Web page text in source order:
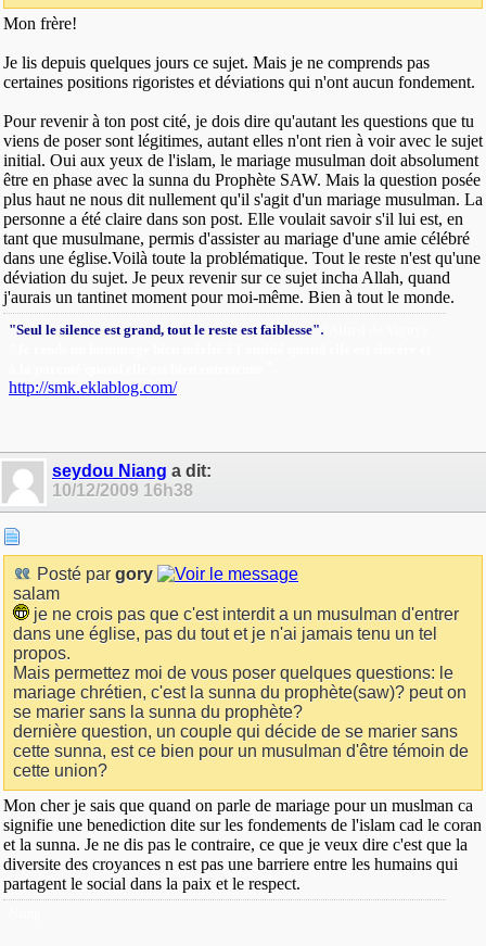
Mon frère!
Je lis depuis quelques jours ce sujet. Mais je ne comprends pas
certaines positions rigoristes et déviations qui n'ont aucun fondement.
Pour revenir à ton post cité, je dois dire qu'autant les questions que tu
viens de poser sont légitimes, autant elles n'ont rien à voir avec le sujet
initial. Oui aux yeux de l'islam, le mariage musulman doit absolument
être en phase avec la sunna du Prophète SAW. Mais la question posée
plus haut ne nous dit nullement qu'il s'agit d'un mariage musulman. La
personne a été claire dans son post. Elle voulait savoir s'il lui est, en
tant que musulmane, permis d'assister au mariage d'une amie célébré
dans une église.Voilà toute la problématique. Tout le reste n'est qu'une
déviation du sujet. Je peux revenir sur ce sujet incha Allah, quand
j'aurais un tantinet moment pour moi-même. Bien à tout le monde.
"Seul le silence est grand, tout le reste est faiblesse".
http://smk.eklablog.com/
seydou Niang a dit:
10/12/2009 16h38
Posté par gory
salam
je ne crois pas que c'est interdit a un musulman d'entrer
dans une église, pas du tout et je n'ai jamais tenu un tel
propos.
Mais permettez moi de vous poser quelques questions: le
mariage chrétien, c'est la sunna du prophète(saw)? peut on
se marier sans la sunna du prophète?
dernière question, un couple qui décide de se marier sans
cette sunna, est ce bien pour un musulman d'être témoin de
cette union?
Mon cher je sais que quand on parle de mariage pour un muslman ca
signifie une benediction dite sur les fondements de l'islam cad le coran
et la sunna. Je ne dis pas le contraire, ce que je veux dire c'est que la
diversite des croyances n est pas une barriere entre les humains qui
partagent le social dans la paix et le respect.